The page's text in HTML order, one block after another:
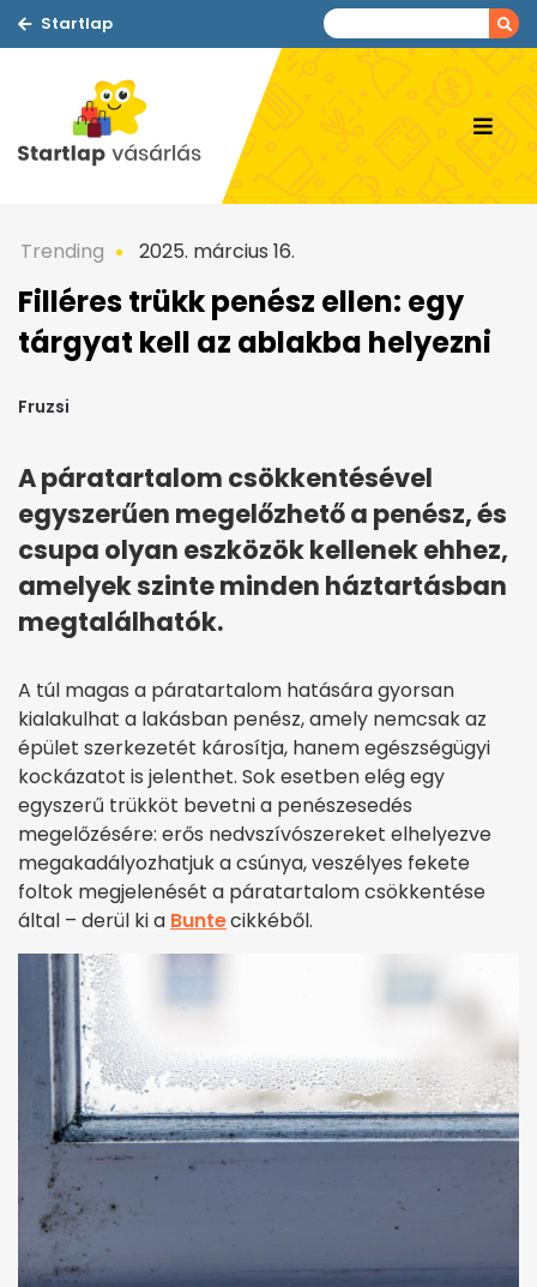
Startlap
Trending 2025. március 16.
Filléres trükk penész ellen: egy
tárgyat kell az ablakba helyezni
Fruzsi
A páratartalom csökkentésével
egyszerűen megelőzhető a penész, és
csupa olyan eszközök kellenek ehhez,
amelyek szinte minden háztartásban
megtalálhatók.
A túl magas a páratartalom hatására gyorsan
kialakulhat a lakásban penész, amely nemcsak az
épület szerkezetét károsítja, hanem egészségügyi
kockázatot is jelenthet. Sok esetben elég egy
egyszerű trükköt bevetni a penészesedés
megelőzésére: erős nedvszívószereket elhelyezve
megakadályozhatjuk a csúnya, veszélyes fekete
foltok megjelenését a páratartalom csökkentése
által – derül ki a Buntecikkéből.